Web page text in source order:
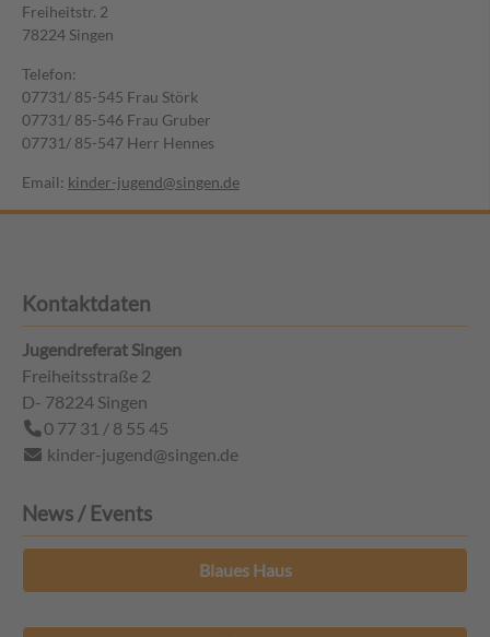
Freiheitstr. 2
78224 Singen
Telefon:
07731/ 85-545 Frau Störk
07731/ 85-546 Frau Gruber
07731/ 85-547 Herr Hennes
Email: kinder-jugend@singen.de
Kontaktdaten
Jugendreferat Singen
Freiheitsstraße 2
D- 78224 Singen
0 77 31 / 8 55 45
kinder-jugend@singen.de
News / Events
Blaues Haus